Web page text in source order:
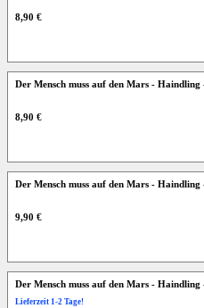
8,90 €
Der Mensch muss auf den Mars -
8,90 €
Der Mensch muss auf den Mars - Haindling
9,90 €
Der Mensch muss auf den Mars -
Lieferzeit 1-2 Tage!